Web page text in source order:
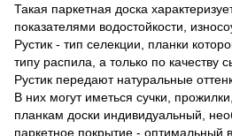
Такая паркетная доска
показателями водостойкости,
Рустик - тип селекции, планки
типу распила, а только по качеству
Рустик передают натуральные
В них могут иметься сучки,
планкам доски индивидуальный,
паркетное покрытие - оптимальный